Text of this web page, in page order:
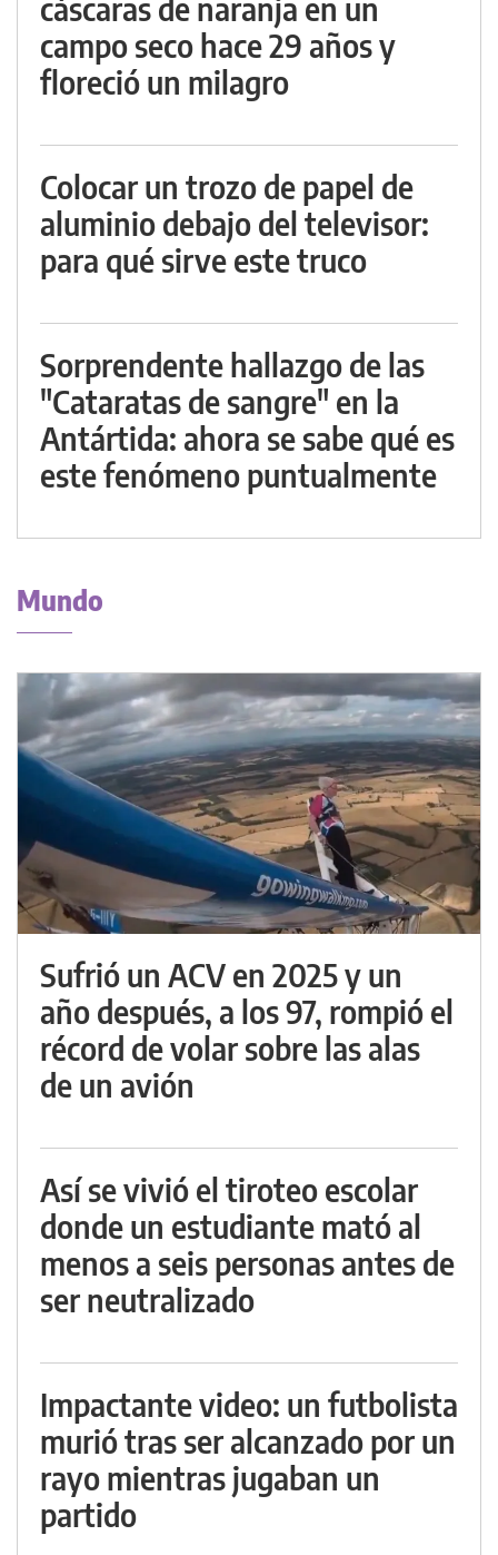
cáscaras de naranja en un
campo seco hace 29 años y
floreció un milagro
Colocar un trozo de papel de
aluminio debajo del televisor:
para qué sirve este truco
Sorprendente hallazgo de las
"Cataratas de sangre" en la
Antártida: ahora se sabe qué es
este fenómeno puntualmente
Mundo
Sufrió un ACV en 2025 y un
año después, a los 97, rompió el
récord de volar sobre las alas
de un avión
Así se vivió el tiroteo escolar
donde un estudiante mató al
menos a seis personas antes de
ser neutralizado
Impactante video: un futbolista
murió tras ser alcanzado por un
rayo mientras jugaban un
partido